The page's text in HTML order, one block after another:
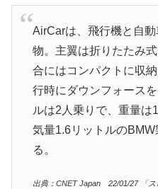
AirCarは、飛行機と自
物。主翼は折りたたみ
合にはコンパクトに収
行時にダウンフォース
ルは2人乗りで、重量は
気量1.6リットルの
る。
出典：CNET Japan 22/01/27 「ス